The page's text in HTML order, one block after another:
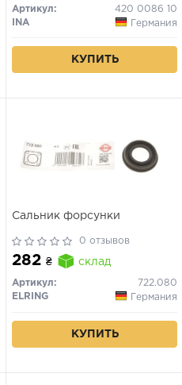
Артикул:
420 0086 10
INA
Германия
КУПИТЬ
Сальник форсунки
0 отзывов
282 ₴ склад
Артикул:
722.080
ELRING
Германия
КУПИТЬ